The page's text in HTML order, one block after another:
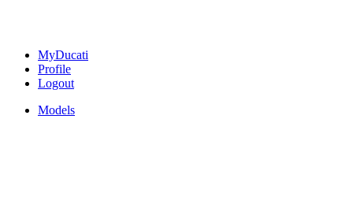
MyDucati
Profile
Logout
Models